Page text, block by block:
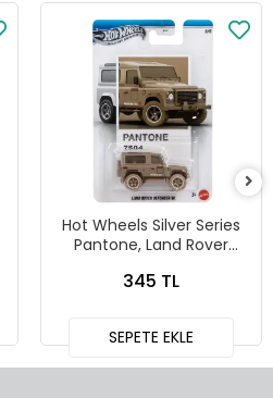
Hot Wheels Silver Series
Pantone, Land Rover
345 TL
SEPETE EKLE